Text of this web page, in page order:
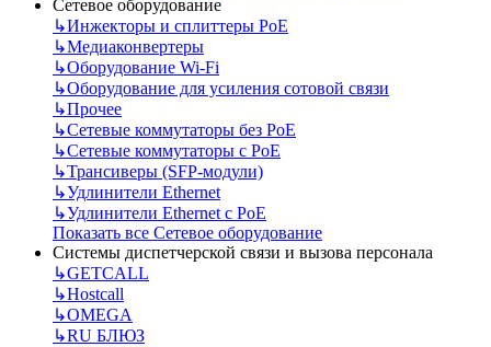
Сетевое оборудование
↳Инжекторы и сплиттеры РоЕ
↳Медиаконвертеры
↳Оборудование Wi-Fi
↳Оборудование для усиления сотовой связи
↳Прочее
↳Сетевые коммутаторы без РоЕ
↳Сетевые коммутаторы с РоЕ
↳Трансиверы (SFP-модули)
↳Удлинители Ethernet
↳Удлинители Ethernet с PoE
Показать все Сетевое оборудование
Системы диспетчерской связи и вызова персонала
↳GETCALL
↳Hostcall
↳OMEGA
↳RU БЛЮЗ